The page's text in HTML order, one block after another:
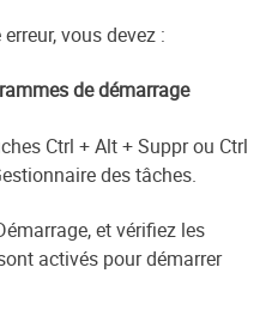
vous devez :
de démarrage
Ctrl + Alt + Suppr ou Ctrl
des tâches.
et vérifiez les
activés pour démarrer